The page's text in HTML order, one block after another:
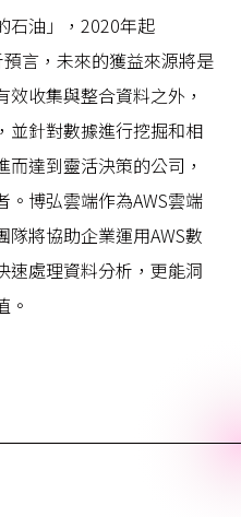
石油」，2020年起
言，未來的獲益來源將是
收集與整合資料之外，
並針對數據進行挖掘和相
而達到靈活決策的公司，
。博弘雲端作為AWS雲端
隊將協助企業運用AWS數
速處理資料分析，更能洞
。